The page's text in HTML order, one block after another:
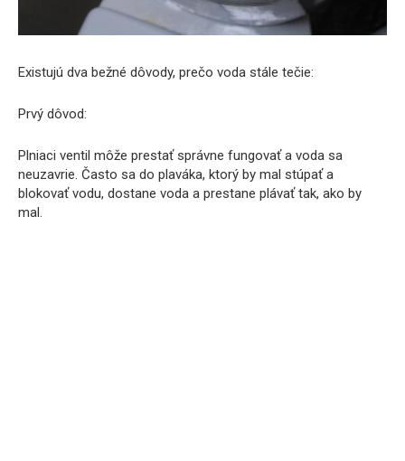
Existujú dva bežné dôvody, prečo voda stále tečie:
Prvý dôvod:
Plniaci ventil môže prestať správne fungovať a voda sa
neuzavrie. Často sa do plaváka, ktorý by mal stúpať a
blokovať vodu, dostane voda a prestane plávať tak, ako by
mal.